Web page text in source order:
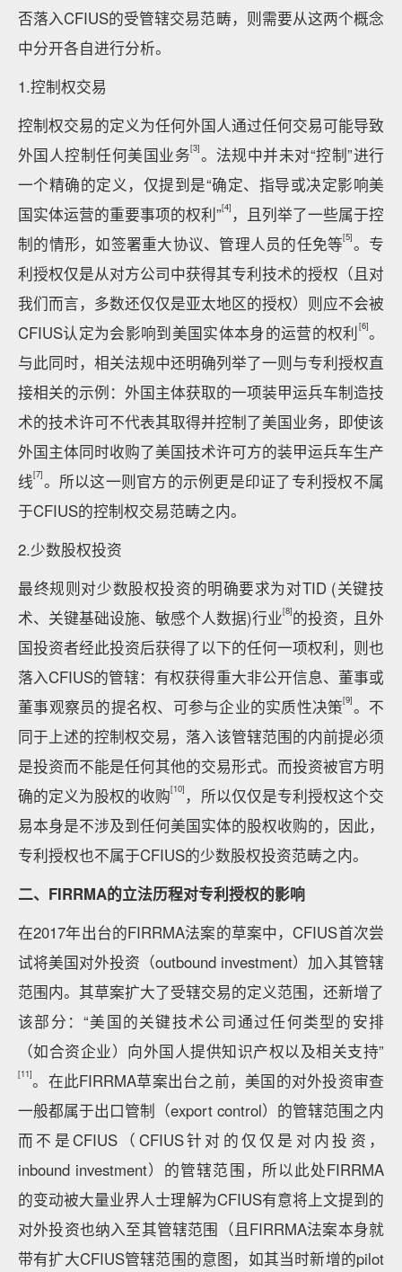
否落入CFIUS的受管辖交易范畴，则需要从这两个概念
中分开各自进行分析。
1.控制权交易
控制权交易的定义为任何外国人通过任何交易可能导致
外国人控制任何美国业务[3]。法规中并未对“控制”进行
一个精确的定义，仅提到是“确定、指导或决定影响美
国实体运营的重要事项的权利”[4] ，且列举了一些属于控
制的情形，如签署重大协议、管理人员的任免等[5]。专
利授权仅是从对方公司中获得其专利技术的授权（且对
我们而言，多数还仅仅是亚太地区的授权）则应不会被
CFIUS认定为会影响到美国实体本身的运营的权利[6]。
与此同时，相关法规中还明确列举了一则与专利授权直
接相关的示例：外国主体获取的一项装甲运兵车制造技
术的技术许可不代表其取得并控制了美国业务，即使该
外国主体同时收购了美国技术许可方的装甲运兵车生产
线[7]。所以这一则官方的示例更是印证了专利授权不属
于CFIUS的控制权交易范畴之内。
2.少数股权投资
最终规则对少数股权投资的明确要求为对TID (关键技
术、关键基础设施、敏感个人数据)行业[8]的投资，且外
国投资者经此投资后获得了以下的任何一项权利，则也
落入CFIUS的管辖：有权获得重大非公开信息、董事或
董事观察员的提名权、可参与企业的实质性决策[9]。不
同于上述的控制权交易，落入该管辖范围的内前提必须
是投资而不能是任何其他的交易形式。而投资被官方明
确的定义为股权的收购[10] ，所以仅仅是专利授权这个交
易本身是不涉及到任何美国实体的股权收购的，因此，
专利授权也不属于CFIUS的少数股权投资范畴之内。
二、FIRRMA的立法历程对专利授权的影响
在2017年出台的FIRRMA法案的草案中，CFIUS首次尝
试将美国对外投资（outbound investment）加入其管辖
范围内。其草案扩大了受辖交易的定义范围，还新增了
该部分：“美国的关键技术公司通过任何类型的安排
（如合资企业）向外国人提供知识产权以及相关支持”
[11]。在此FIRRMA草案出台之前，美国的对外投资审查
一般都属于出口管制（export control）的管辖范围之内
而不是CFIUS（CFIUS针对的仅仅是对内投资，
inbound investment）的管辖范围，所以此处FIRRMA
的变动被大量业界人士理解为CFIUS有意将上文提到的
对外投资也纳入至其管辖范围（且FIRRMA法案本身就
带有扩大CFIUS管辖范围的意图，如其当时新增的pilot